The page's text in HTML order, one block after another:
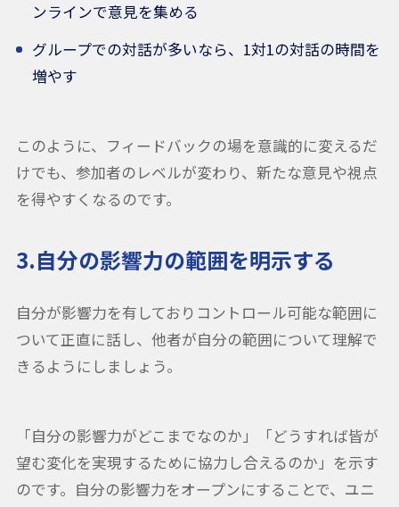
ンラインで意見を集める
グループでの対話が多いなら、1対1の対話の時間を
増やす
このように、フィードバックの場を意識的に変えるだ
けでも、参加者のレベルが変わり、新たな意見や視点
を得やすくなるのです。
3.自分の影響力の範囲を明示する
自分が影響力を有しておりコントロール可能な範囲に
ついて正直に話し、他者が自分の範囲について理解で
きるようにしましょう。
「自分の影響力がどこまでなのか」「どうすれば皆が
望む変化を実現するために協力し合えるのか」を示す
のです。自分の影響力をオープンにすることで、ユニ